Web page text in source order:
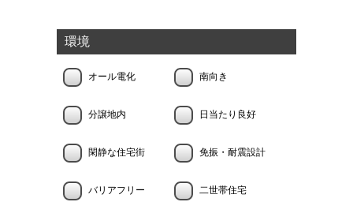
環境
オール電化 南向き
分譲地内 日当たり良好
閑静な住宅街 免振・耐震設計
バリアフリー 二世帯住宅